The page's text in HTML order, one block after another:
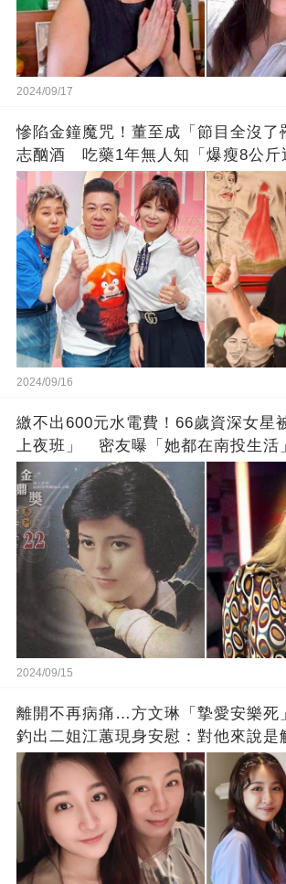
2024/09/17
慘陷金鐘魔咒！董至成「節目全沒了
志酗酒 吃藥1年無人知「爆瘦8公斤
2024/09/16
繳不出600元水電費！66歲資深女星
上夜班」 密友曝「她都在南投生活
2024/09/15
離開不再病痛…方文琳「摯愛安樂死
釣出二姐江蕙現身安慰：對他來說是